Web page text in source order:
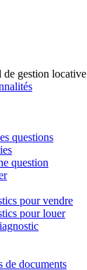
gestion locative
questions
question
pour vendre
pour louer
de documents